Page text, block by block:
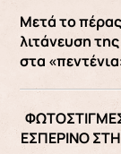
Μετά το
λιτάνευση
στα
ΕΣΠΕΡΙΝΟ